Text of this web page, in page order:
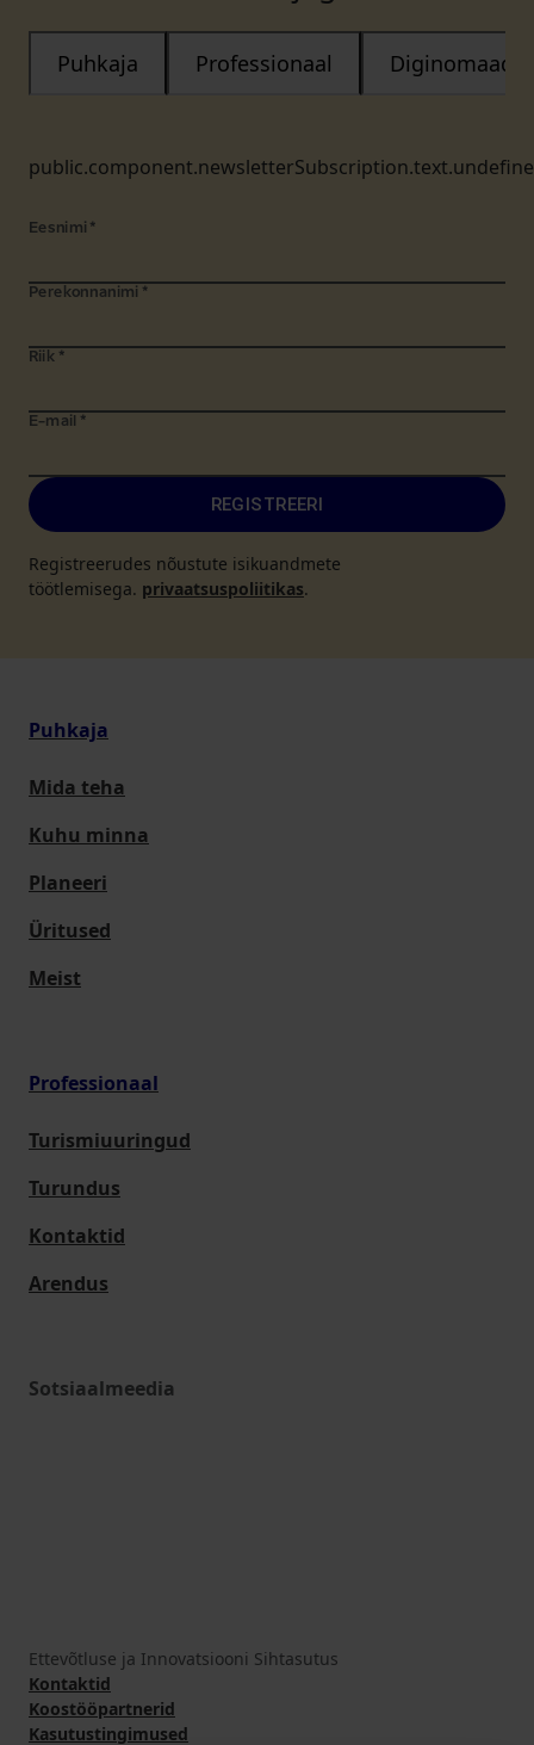
Puhkaja Professionaal Diginomaad
Eesnimi *
Perekonnanimi *
Riik *
E-mail *
REGISTREERI
Registreerudes nõustute isikuandmete
töötlemisega. privaatsuspoliitikas.
Puhkaja
Mida teha
Kuhu minna
Planeeri
Üritused
Meist
Professionaal
Turismiuuringud
Turundus
Kontaktid
Arendus
Sotsiaalmeedia
Ettevõtluse ja Innovatsiooni Sihtasutus
Kontaktid
Koostööpartnerid
Kasutustingimused